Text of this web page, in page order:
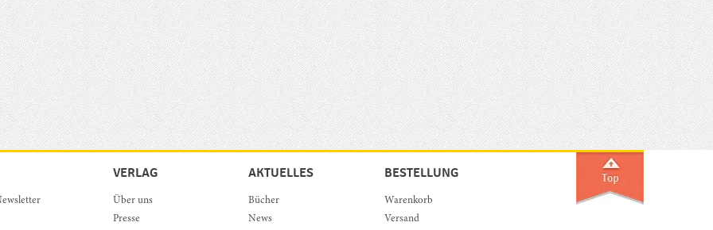
VERLAG
Über uns
Presse
AKTUELLES
Bücher
News
BESTELLUNG
Warenkorb
Versand